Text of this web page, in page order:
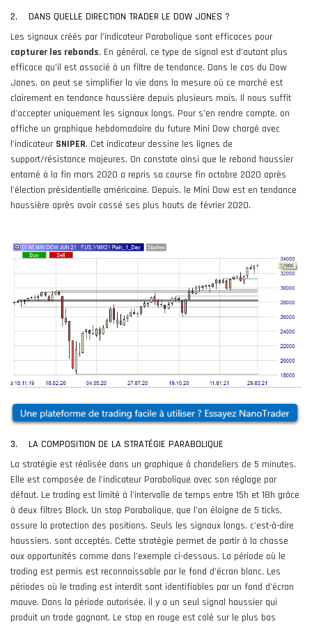
2. DANS QUELLE DIRECTION TRADER LE DOW JONES ?
Les signaux créés par l’indicateur Parabolique sont efficaces pour
capturer les rebonds. En général, ce type de signal est d’autant plus
efficace qu’il est associé à un filtre de tendance. Dans le cas du Dow
Jones, on peut se simplifier la vie dans la mesure où ce marché est
clairement en tendance haussière depuis plusieurs mois. Il nous suffit
d’accepter uniquement les signaux longs. Pour s’en rendre compte, on
affiche un graphique hebdomadaire du future Mini Dow chargé avec
l’indicateur SNIPER. Cet indicateur dessine les lignes de
support/résistance majeures. On constate ainsi que le rebond haussier
entamé à la fin mars 2020 a repris sa course fin octobre 2020 après
l’élection présidentielle américaine. Depuis, le Mini Dow est en tendance
haussière après avoir cassé ses plus hauts de février 2020.
3. LA COMPOSITION DE LA STRATÉGIE PARABOLIQUE
La stratégie est réalisée dans un graphique à chandeliers de 5 minutes.
Elle est composée de l’indicateur Parabolique avec son réglage par
défaut. Le trading est limité à l’intervalle de temps entre 15h et 18h grâce
à deux filtres Block. Un stop Parabolique, que l’on éloigne de 5 ticks,
assure la protection des positions. Seuls les signaux longs, c'est-à-dire
haussiers, sont acceptés. Cette stratégie permet de partir à la chasse
aux opportunités comme dans l’exemple ci-dessous. La période où le
trading est permis est reconnaissable par le fond d’écran blanc. Les
périodes où le trading est interdit sont identifiables par un fond d’écran
mauve. Dans la période autorisée, il y a un seul signal haussier qui
produit un trade gagnant. Le stop en rouge est calé sur le plus bas